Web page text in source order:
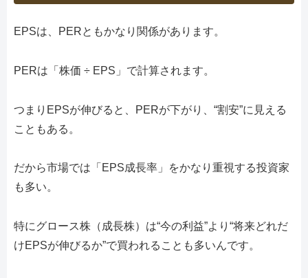
EPSは、PERともかなり関係があります。
PERは「株価 ÷ EPS」で計算されます。
つまりEPSが伸びると、PERが下がり、“割安”に見える
こともある。
だから市場では「EPS成長率」をかなり重視する投資家
も多い。
特にグロース株（成長株）は“今の利益”より“将来どれだ
けEPSが伸びるか”で買われることも多いんです。